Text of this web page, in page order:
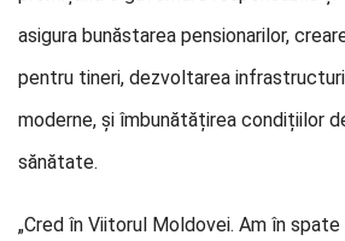
asigura bunăstarea pensionarilor,
pentru tineri, dezvoltarea
moderne, și îmbunătățirea condițiilor
sănătate.
„Cred în Viitorul Moldovei. Am în